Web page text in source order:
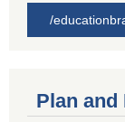
/
Plan and